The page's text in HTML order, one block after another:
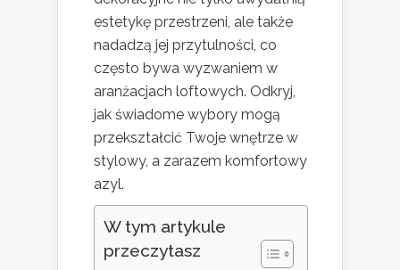
estetykę przestrzeni, ale także
nadadzą jej przytulności, co
często bywa wyzwaniem w
aranżacjach loftowych. Odkryj,
jak świadome wybory mogą
przekształcić Twoje wnętrze w
stylowy, a zarazem komfortowy
azyl.
W tym artykule
przeczytasz